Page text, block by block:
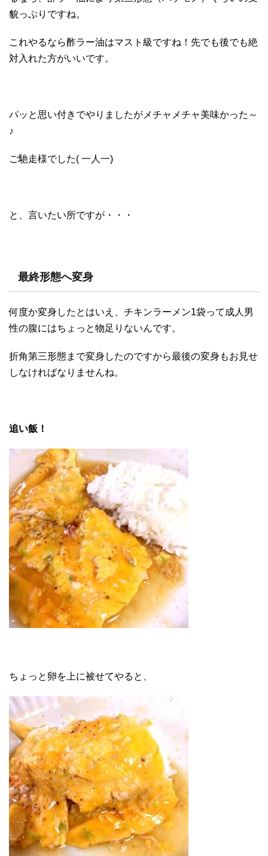
貌っぷりですね。
これやるなら酢ラー油はマスト級ですね！先でも後でも絶
対入れた方がいいです。
パッと思い付きでやりましたがメチャメチャ美味かった～
♪
ご馳走様でした( 一人一)
と、言いたい所ですが・・・
最終形態へ変身
何度か変身したとはいえ、チキンラーメン1袋って成人男
性の腹にはちょっと物足りないんです。
折角第三形態まで変身したのですから最後の変身もお見せ
しなければなりませんね。
追い飯！
ちょっと卵を上に被せてやると、